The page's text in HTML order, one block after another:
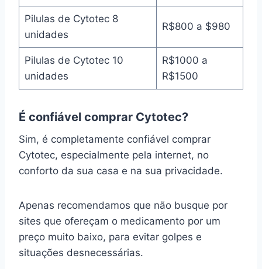
Pilulas de Cytotec 8
unidades
R$800 a $980
Pilulas de Cytotec 10
unidades
R$1000 a
R$1500
É confiável comprar Cytotec?
Sim, é completamente confiável comprar
Cytotec, especialmente pela internet, no
conforto da sua casa e na sua privacidade.
Apenas recomendamos que não busque por
sites que ofereçam o medicamento por um
preço muito baixo, para evitar golpes e
situações desnecessárias.